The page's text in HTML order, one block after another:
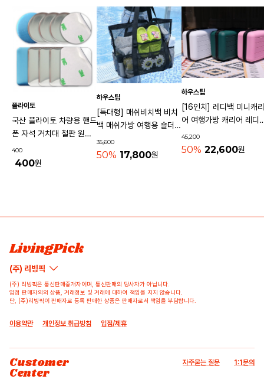
플라이토
국산 플라이토 차량용 핸드
폰 자석 거치대 철판 원형
사각 40mm
400
400원
하우스팁
[특대형] 매쉬비치백 비치
백 매쉬가방 여행용 숄더백
물놀이가방 수영가방 물빠
지는가방
35,600
50% 17,800원
하우스팁
[16인치] 레디백 미니캐리
어 여행가방 캐리어 레디
기내용가방
45,200
50% 22,600원
LivingPick
(주) 리빙픽
(주) 리빙픽은 통신판매중개자이며, 통신판매의 당사자가 아닙니다.
입점 판매자의의 상품, 거래정보 및 거래에 대하여 책임을 지지 않습니다.
단, (주)리빙픽이 판매자로 등록 판매한 상품은 판매자로서 책임을 부담합니다.
이용약관 개인정보 취급방침 입점/제휴
Customer
Center
자주묻는 질문 1:1문의